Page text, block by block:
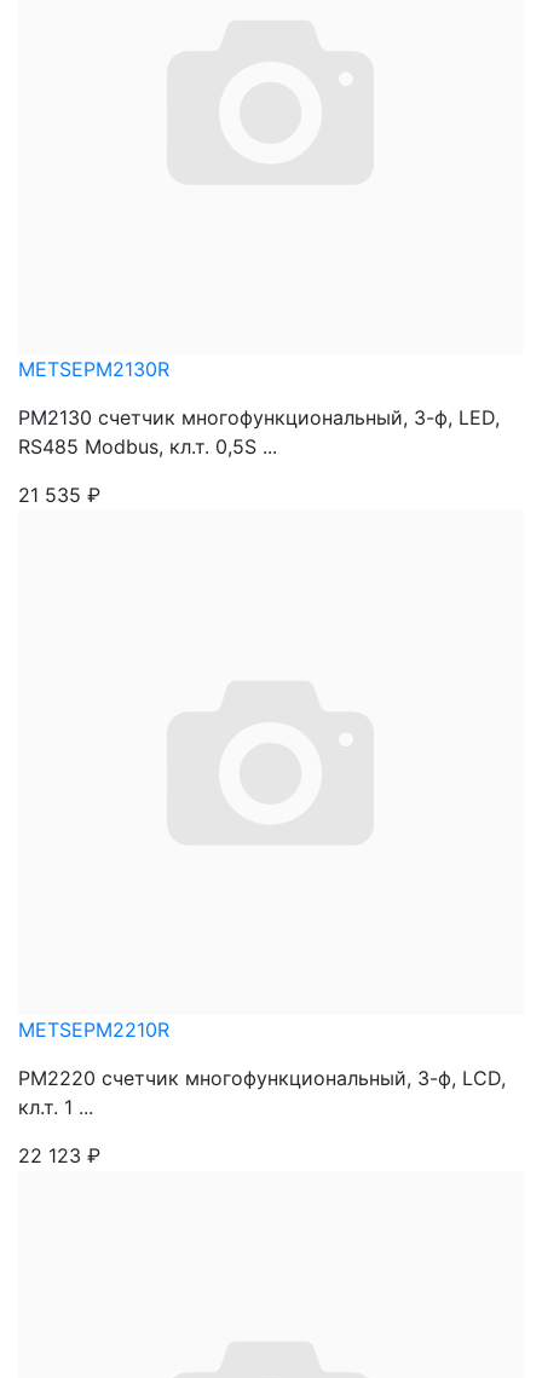
METSEPM2130R
PM2130 счетчик многофункциональный, 3-ф, LED,
RS485 Modbus, кл.т. 0,5S ...
21 535 ₽
METSEPM2210R
PM2220 счетчик многофункциональный, 3-ф, LCD,
кл.т. 1 ...
22 123 ₽